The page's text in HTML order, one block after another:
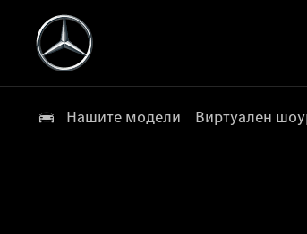
Нашите модели Виртуален